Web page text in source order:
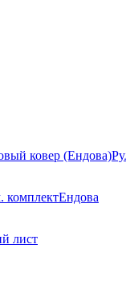
ковер (Ендова)
комплектЕндова
лист